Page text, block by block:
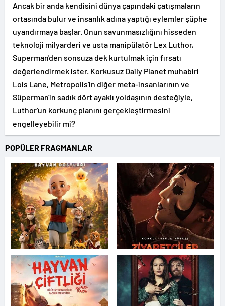
Ancak bir anda kendisini dünya çapındaki çatışmaların
ortasında bulur ve insanlık adına yaptığı eylemler şüphe
uyandırmaya başlar. Onun savunmasızlığını hisseden
teknoloji milyarderi ve usta manipülatör Lex Luthor,
Superman'den sonsuza dek kurtulmak için fırsatı
değerlendirmek ister. Korkusuz Daily Planet muhabiri
Lois Lane, Metropolis'in diğer meta-insanlarının ve
Süperman'in sadık dört ayaklı yoldaşının desteğiyle,
Luthor'un korkunç planını gerçekleştirmesini
engelleyebilir mi?
POPÜLER FRAGMANLAR